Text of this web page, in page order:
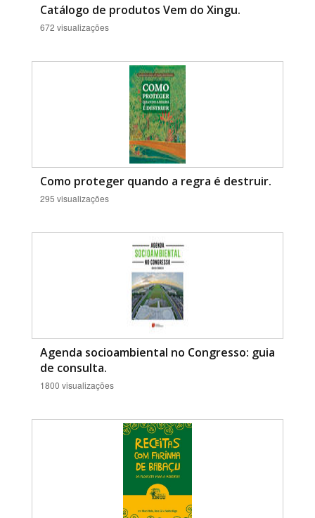
Catálogo de produtos Vem do Xingu.
672 visualizações
Como proteger quando a regra é destruir.
295 visualizações
Agenda socioambiental no Congresso: guia
de consulta.
1800 visualizações